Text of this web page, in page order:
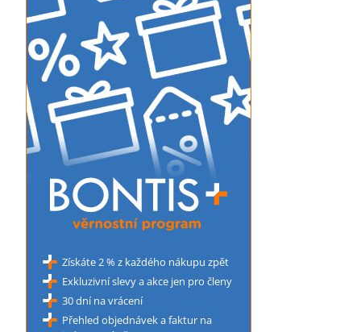
Získáte 2 % z každého nákupu zpět
Exkluzivní slevy a akce jen pro členy
30 dní na vrácení
Přehled objednávek a faktur na